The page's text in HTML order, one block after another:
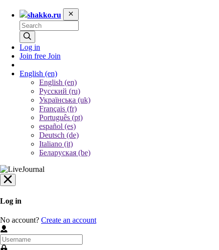
shakko.ru
Log in
Join free Join
English (en)
English (en)
Русский (ru)
Українська (uk)
Français (fr)
Português (pt)
español (es)
Deutsch (de)
Italiano (it)
Беларуская (be)
Log in
No account? Create an account